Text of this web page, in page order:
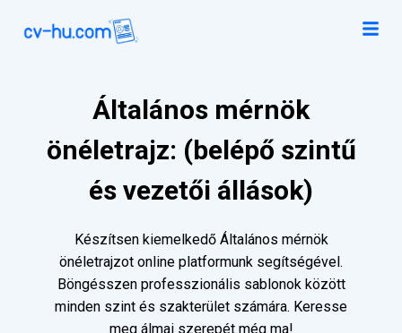
Általános mérnök
önéletrajz: (belépő szintű
és vezetői állások)
Készítsen kiemelkedő Általános mérnök
önéletrajzot online platformunk segítségével.
Böngésszen professzionális sablonok között
minden szint és szakterület számára. Keresse
meg álmai szerepét még ma!